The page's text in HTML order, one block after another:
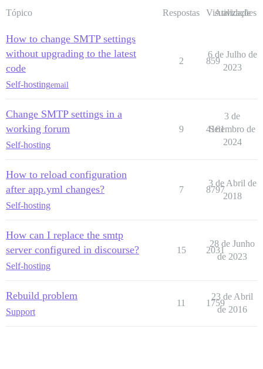
Tópico Respostas Visualizações
Atividade
How to change SMTP settings
without upgrading to the latest
code
Self-hostingemail
2 859
6 de Julho de
2023
Change SMTP settings in a
working forum
Self-hosting
9 4161
3 de
Setembro de
2024
How to reload configuration
after app.yml changes?
Self-hosting
7 8797
3 de Abril de
2018
How can I replace the smtp
server configured in discourse?
Self-hosting
15 2031
28 de Junho
de 2023
Rebuild problem
Support
11 1759
23 de Abril
de 2016